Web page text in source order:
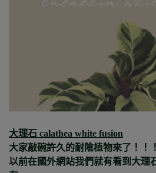
大理石 calathea white fusion
大家敲碗許久的耐陰植物來了！！！
以前在國外網站我們就有看到大理